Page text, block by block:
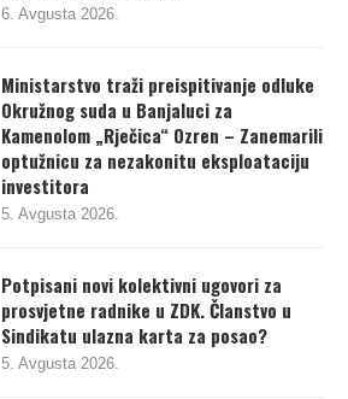
6. Avgusta 2026.
Ministarstvo traži preispitivanje odluke
Okružnog suda u Banjaluci za
Kamenolom „Rječica“ Ozren – Zanemarili
optužnicu za nezakonitu eksploataciju
investitora
5. Avgusta 2026.
Potpisani novi kolektivni ugovori za
prosvjetne radnike u ZDK. Članstvo u
Sindikatu ulazna karta za posao?
5. Avgusta 2026.